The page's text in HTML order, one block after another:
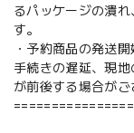
るパッケージの潰
す。
・予約商品の発送
手続きの遅延、現
が前後する場合がご